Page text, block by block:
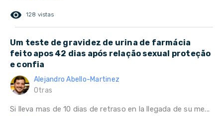
remove_red_eye 128 vistas
Um teste de gravidez de urina de farmácia
feito apos 42 dias após relação sexual proteção
e confia
Alejandro Abello-Martinez
Otras
Si lleva mas de 10 dias de retraso en la llegada de su me...